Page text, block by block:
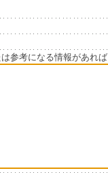
参考になる情報があれ